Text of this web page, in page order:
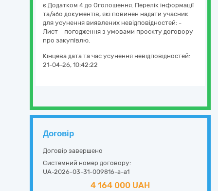
є Додатком 4 до Оголошення. Перелік інформації
та/або документів, які повинен надати учасник
для усунення виявлених невідповідностей: -
Лист – погодження з умовами проєкту договору
про закупівлю.
Кінцева дата та час усунення невідповідностей:
21-04-26, 10:42:22
Договір
Договір завершено
Системний номер договору:
UA-2026-03-31-009816-a-a1
4 164 000 UAH